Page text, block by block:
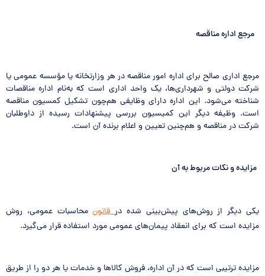
مرجع اداره مناقصه
مرجع اداری صالح برای اداره امور مناقصه در هر وزارتخانه یا مؤسسه عمومی یا
شرکت دولتی و شهرداری‌ها، یک واحد اداری است که به‌نام اداره مناقصات
شناخته می‌شود. این اداره دارای وظایفی هم‌چون تشکیل کمسیون مناقصه
است. وظیفه دیگر این کمیسیون بررسی پیشنهادات رسیده از داوطلبان
شرکت در مناقصه و هم‌چنین تعیین و اعلام برنده آن است.
مزایده و نکات مربوط به آن
یکی دیگر از روش‌های پیش‌بینی شده درقانونمحاسبات عمومی، روش
مزایده است که برای انعقاد پیمان‌های عمومی مورد استفاده قرار می‌گیرد.
مزایده ترتیبی است که در آن اداره، فروش کالاها و خدمات یا هر دو را از طریق